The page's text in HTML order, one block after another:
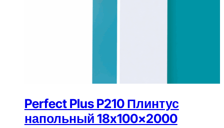
Perfect Plus P210 Плинтус
напольный 18x100x2000